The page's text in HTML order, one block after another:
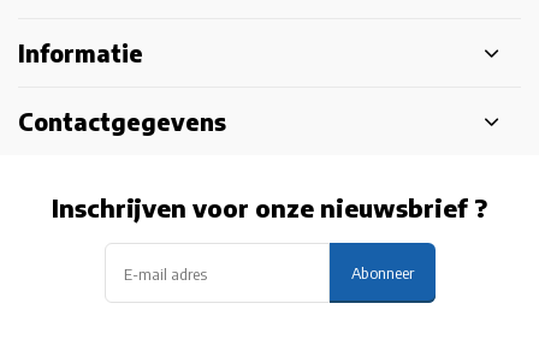
Informatie
Contactgegevens
Inschrijven voor onze nieuwsbrief ?
Abonneer